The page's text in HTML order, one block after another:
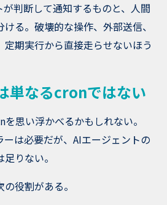
判断して通知するものと、人間
る。破壊的な操作、外部送信、
期実行から直接走らせないほう
単なるcronではない
思い浮かべるかもしれない。
は必要だが、AIエージェントの
りない。
役割がある。